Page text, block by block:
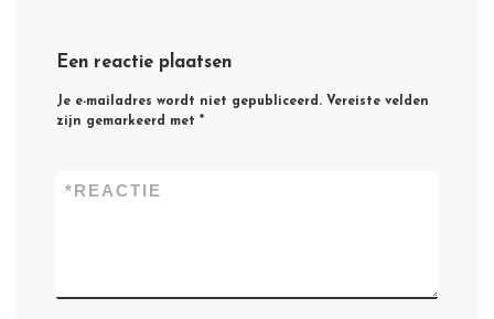
Een reactie plaatsen
Je e-mailadres wordt niet gepubliceerd. Vereiste velden
zijn gemarkeerd met*
REACTIE
*